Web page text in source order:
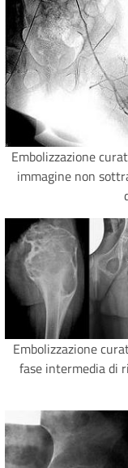
Embolizzazione
immagine non
Embolizzazione
fase intermedia di